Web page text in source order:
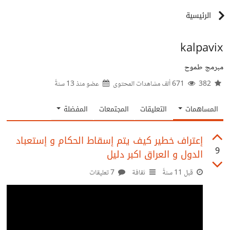
الرئيسية
kalpavix
مبرمج طموح
عضو منذ13 سنةً
المساهمات التعليقات المجتمعات المفضلة
9
إعتراف خطير كيف يتم إسقاط الحكام و إستعباد
الدول و العراق اكبر دليل
قبل 11 سنةً ثقافة